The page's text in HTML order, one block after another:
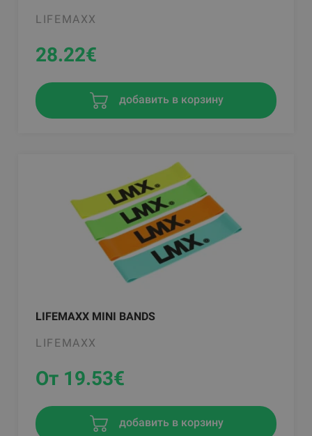
LIFEMAXX
28.22€
добавить в корзину
LIFEMAXX MINI BANDS
LIFEMAXX
От 19.53€
добавить в корзину